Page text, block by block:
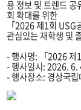
물
제
목,
부
일
정,
연
처
용 정보 및 트렌드 공
회 확대를 위한
「2026 제1회
관심있는 재학생 및
- 행사명: 「2026 제
- 행사일시: 2026.
- 행사장소: 경상국